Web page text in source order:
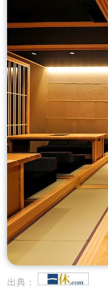
出典：